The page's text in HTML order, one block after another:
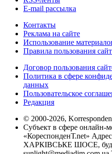
E-mail рассылка
Контакты
Реклама на сайте
Использование
Правила пользования
Договор пользования
Политика в сфере
данных
Пользовательское
Редакция
© 2000-2026,
Субъект в сфере онлайн-
«КореспонденТ.net»
ХАРКІВСЬКЕ ШОСЕ,